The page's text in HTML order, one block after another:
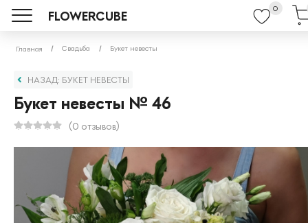
FLOWERCUBE
0
Главная Свадьба Букет невесты
НАЗАД: БУКЕТ НЕВЕСТЫ
Букет невесты № 46
(0 отзывов)